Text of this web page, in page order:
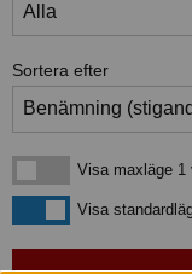
Sortera efter
Visa maxläge 1 vara/rad
Visa maxläge 1
Visa standardläge
Visa